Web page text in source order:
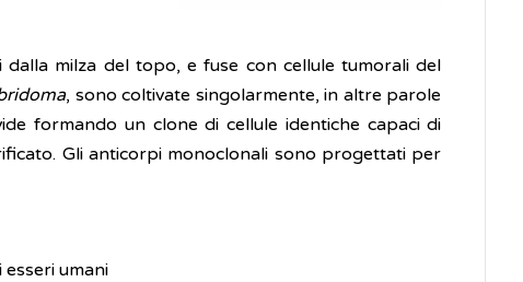
milza del topo, e fuse con cellule tumorali del
, sono coltivate singolarmente, in altre parole
formando un clone di cellule identiche capaci di
Gli anticorpi monoclonali sono progettati per
umani